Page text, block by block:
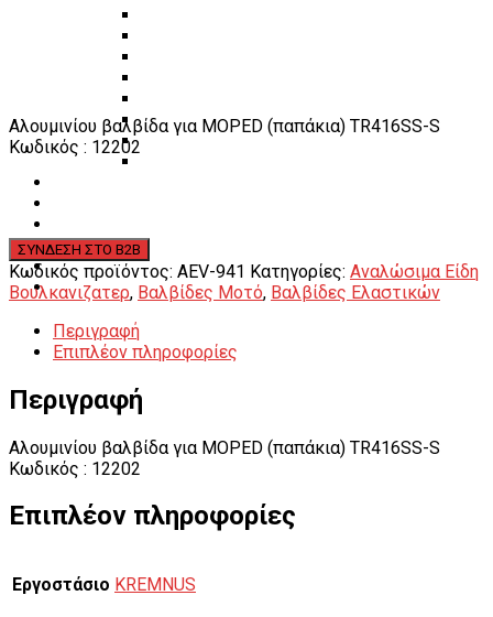
Εργαλεία χειρός συνεργείου
Διάφορα Είδη Φανοποιείου
ΕΠΙΚΟΙΝΩΝΙΑ
B2B
ΕΝ
Αλουμινίου βαλβίδα για MOPED (παπάκια) TR416SS-S
Κωδικός : 12202
Κωδικός προϊόντος: AEV-941 Κατηγορίες: Αναλώσιμα Είδη
Βουλκανιζατερ, Βαλβίδες Μοτό, Βαλβίδες Ελαστικών
Περιγραφή
Επιπλέον πληροφορίες
Περιγραφή
Αλουμινίου βαλβίδα για MOPED (παπάκια) TR416SS-S
Κωδικός : 12202
Επιπλέον πληροφορίες
Εργοστάσιο KREMNUS